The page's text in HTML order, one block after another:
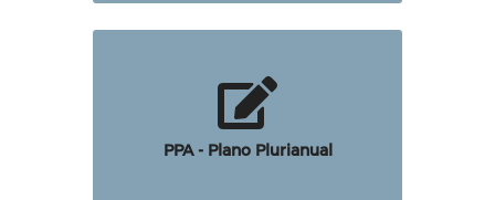
PPA - Plano Plurianual